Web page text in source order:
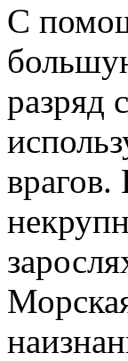
С
разряд
врагов.